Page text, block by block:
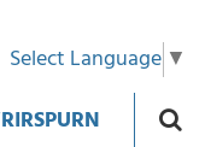
Select Language ▼